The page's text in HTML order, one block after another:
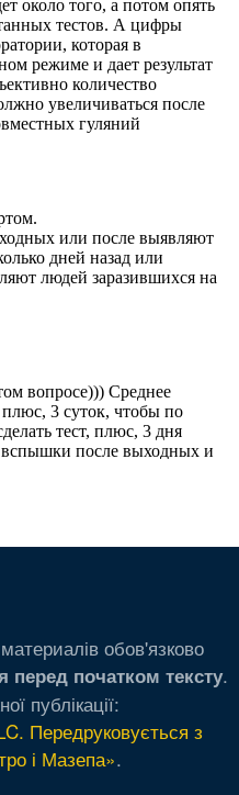
обов'язково
перед початком тексту.
публікації:
Передруковується з
і Мазепа».